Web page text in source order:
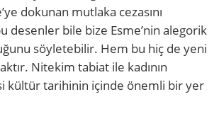
dokunan mutlaka cezasını
desenler bile bize Esme’nin alegorik
söyletebilir. Hem bu hiç de yeni
Nitekim tabiat ile kadının
kültür tarihinin içinde önemli bir yer